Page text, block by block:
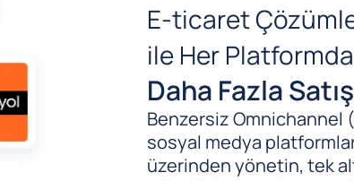
E-ticaret
ile Her
Daha Fazla
Benzersiz Omnichannel
sosyal medya
üzerinden yönetin, tek